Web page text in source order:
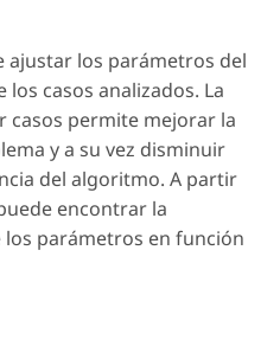
ajustar los parámetros del
casos analizados. La
casos permite mejorar la
y a su vez disminuir
del algoritmo. A partir
encontrar la
los parámetros en función